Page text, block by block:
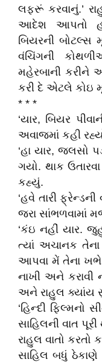
લફરૂં કરવાનું.’
આદેશ આપતો
બિયરની
વંચિંગની
મહેરબાની
કરી દે એટલે કોઇ
* * *
‘યાર, બિયર
અવાજમાં કહી
‘હા યાર, જલસો
ગયો. થાક
કહ્યું.
‘હવે તારી
જરા સાંભળવામાં
‘કંઇ નહીં યાર.
ત્યાં અચાનક
આપવા મેં તેના ખભે
નાખી અને કરાવી
અને રાહુલ ક્યાંય
‘હિન્દી ફિલ્મનો
સાહિલની વાત
રાહુલ વાતો કરતો
સાહિલ બધું